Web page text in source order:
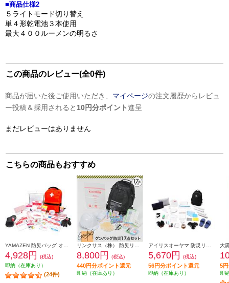
■商品仕様2
５ライトモード切り替え
単４形乾電池３本使用
最大４００ルーメンの明るさ
この商品のレビュー(全0件)
商品が届いた後ご使用いただき、 マイページの注文履歴からレビュ
ー投稿＆採用されると 10円分ポイント進呈
まだレビューはありません
こちらの商品もおすすめ
4,928円
(税込)
即納（在庫あり）
(24件)
8,800円 (税込)
440円分ポイント還元
即納（在庫あり）
5,670円 (税込)
56円分ポイント還元
即納（在庫あり）
5
即